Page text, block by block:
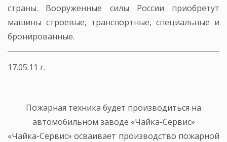
страны. Вооруженные силы России приобретут
машины строевые, транспортные, специальные и
бронированные.
17.05.11 г.
Пожарная техника будет производиться на
автомобильном заводе «Чайка-Сервис»
«Чайка-Сервис» осваивает производство пожарной